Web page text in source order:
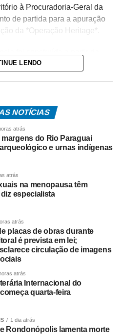
à Procuradoria-Geral da
de partida para a apuração
da *Operação Heritage*.
na avaliação dele, apontam
uma disputa tributária entre
e a Oi S.A., encerrada por
que movimentou cerca
afirmou que o Estado possuía
e que, por isso, não haveria
celebração do acordo da
ele, a legislação estadual
Consensual de
não autorizaria esse tipo de
tributários.
que sua equipe
financeiras consideradas
de investimento ligados aos
informações foram reunidas
à PGR, que
abertura das investigações
LENDO
NOTÍCIAS
atrás
margens do Rio Paraguai
e urnas indígenas
atrás
na menopausa têm
especialista
atrás
placas de obras durante
é prevista em lei;
circulação de imagens
atrás
Internacional do
quarta-feira
1 dia atrás
Rondonópolis lamenta morte